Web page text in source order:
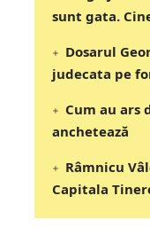
sunt gata.
Dosarul
judecata pe
Cum au ars
anchetează
Râmnicu
Capitala